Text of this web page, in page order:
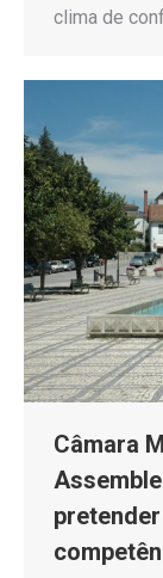
clima de
Câmara